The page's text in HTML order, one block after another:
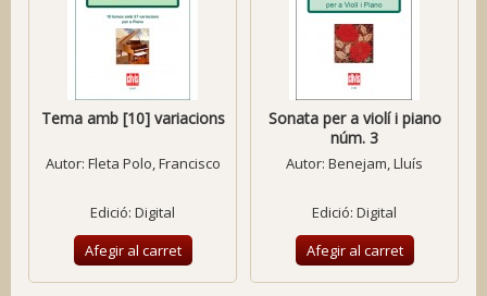
Tema amb [10] variacions
Autor: Fleta Polo, Francisco
Edició: Digital
Afegir al carret
Sonata per a violí i piano
núm. 3
Autor: Benejam, Lluís
Edició: Digital
Afegir al carret